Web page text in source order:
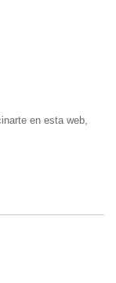
en esta web,